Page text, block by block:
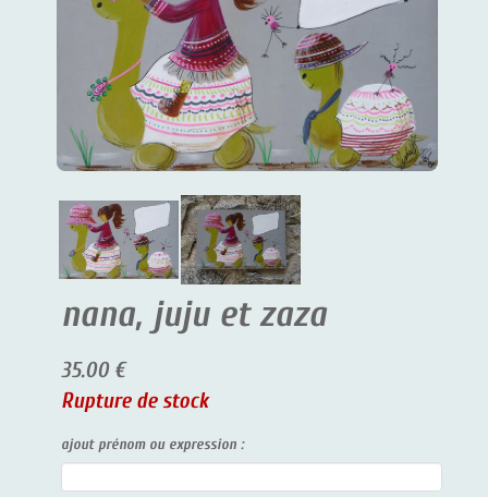
nana, juju et zaza
35.00 €
Rupture de stock
ajout prénom ou expression :